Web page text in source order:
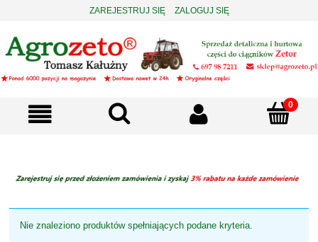
ZAREJESTRUJ SIĘ ZALOGUJ SIĘ
Nie znaleziono produktów spełniających podane kryteria.